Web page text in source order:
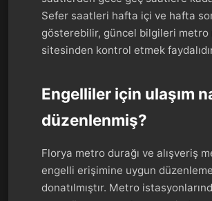
Sefer saatleri hafta içi ve hafta
gösterebilir, güncel bilgileri metro
sitesinden kontrol etmek
Engelliler için ulaşım
düzenlenmiş?
Florya metro durağı ve alışveriş
engelli erişimine uygun
donatılmıştır. Metro